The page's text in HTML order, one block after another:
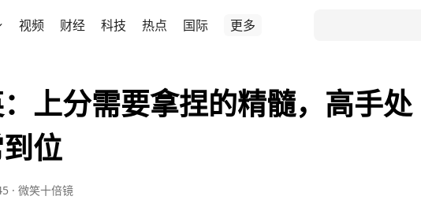
视频 财经 科技 热点 国际 更多
上分需要拿捏的精髓，高手处
位
· 微笑十倍镜